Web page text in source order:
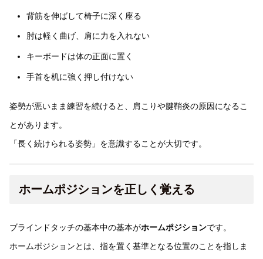
背筋を伸ばして椅子に深く座る
肘は軽く曲げ、肩に力を入れない
キーボードは体の正面に置く
手首を机に強く押し付けない
姿勢が悪いまま練習を続けると、肩こりや腱鞘炎の原因になるこ
とがあります。
「長く続けられる姿勢」を意識することが大切です。
ホームポジションを正しく覚える
ブラインドタッチの基本中の基本がホームポジションです。
ホームポジションとは、指を置く基準となる位置のことを指しま